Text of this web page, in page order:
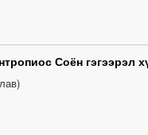
Соён гэгээрэл